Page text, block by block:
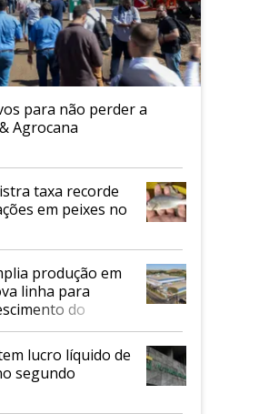
para não perder a
Agrocana
taxa recorde
em peixes no
produção em
linha para
do
alimentos
lucro líquido de
segundo